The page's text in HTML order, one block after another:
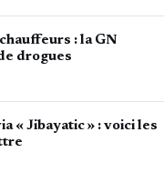
: la GN
drogues
« Jibayatic » : voici les